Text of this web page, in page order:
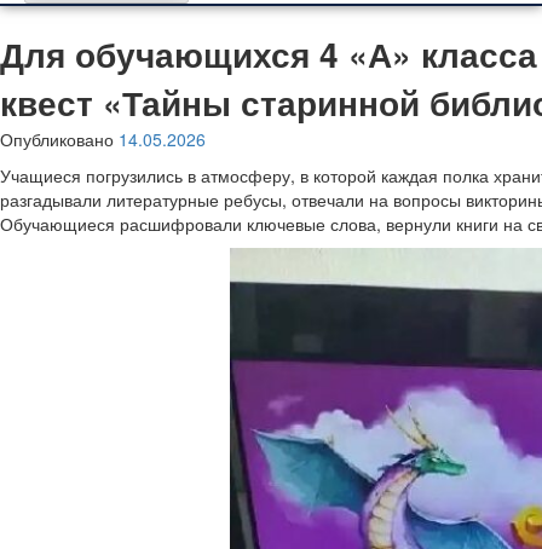
Для обучающихся 4 «А»
квест «Тайны старинной
Опубликовано 14.05.2026
Учащиеся погрузились в атмосферу, в которой каждая полка
разгадывали литературные ребусы, отвечали на вопросы
Обучающиеся расшифровали ключевые слова, вернули книги на